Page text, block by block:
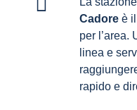
Cadoreè il
per l’area.
linea e
rapido e